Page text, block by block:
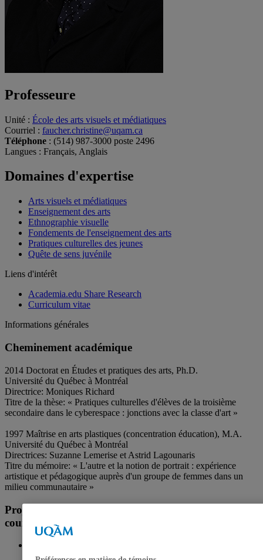
Professeure
Unité : École des arts visuels et médiatiques
Courriel : faucher.christine@uqam.ca
Téléphone : (514) 987-3000 poste 2496
Langues : Français, Anglais
Domaines d'expertise
Arts visuels et médiatiques
Enseignement des arts
Ethnographie visuelle
Fondements de l'enseignement des arts
Pratiques culturelles des jeunes
Quête de sens juvénile
Liens d'intérêt
Academia.edu Share Research
Curriculum vitae
Informations générales
Cheminement académique
2014 Doctorat en Études et pratiques des arts, Ph.D.
Université du Québec à Montréal
Directrice: Moniques Richard
Titre de la thèse: « Pratiques culturelles d'élèves de la troisième
secondaire dans le cyberespace : jonctions avec la classe d'art »
1997 Maîtrise en arts plastiques (concentration éducation), M.A.
Université du Québec à Montréal
Directrices: Suzanne Lemerise et Astrid Lagounaris
Titre du mémoire: « L'autre et la notion de portrait : expérience
artistique et pédagogique auprès d'un groupe de femmes dans un
milieu communautaire »
Projets de recherche et/ou de recherche-création en
cours